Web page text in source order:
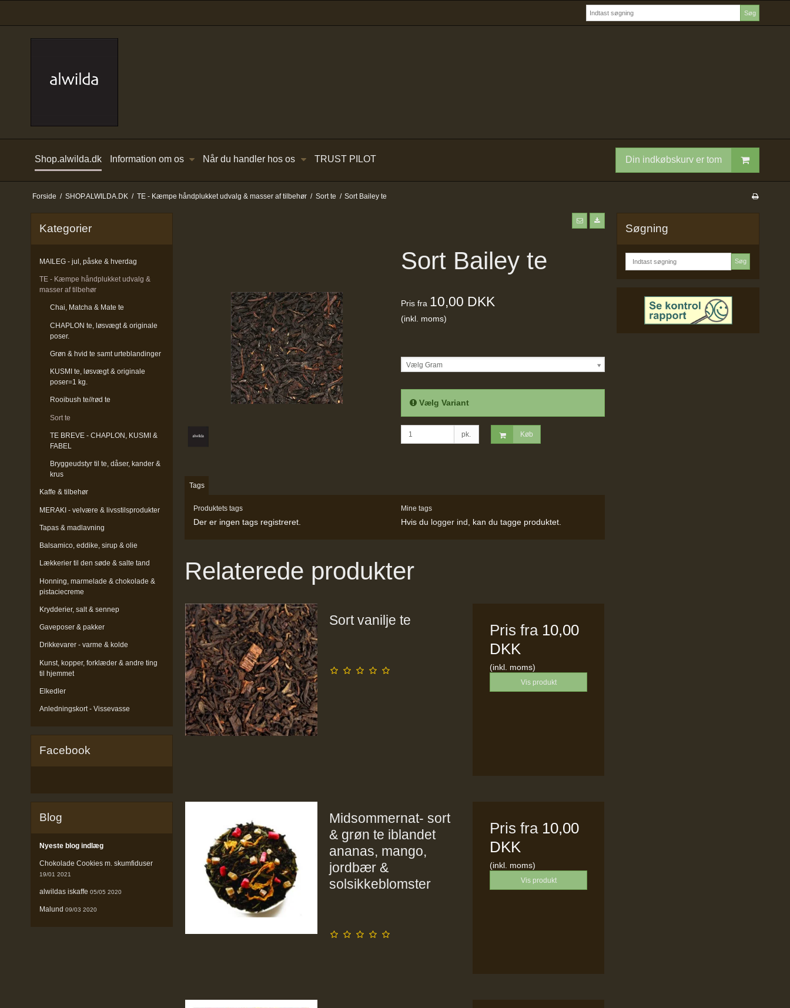
Søg
Shop.alwilda.dk Information om os Når du handler hos os TRUST PILOT Din indkøbskurv er tom
Forside / SHOP.ALWILDA.DK / TE - Kæmpe håndplukket udvalg & masser af tilbehør / Sort te / Sort Bailey te
Kategorier
MAILEG - jul, påske & hverdag
TE - Kæmpe håndplukket udvalg &
masser af tilbehør
Chai, Matcha & Mate te
CHAPLON te, løsvægt & originale
poser.
Grøn & hvid te samt urteblandinger
KUSMI te, løsvægt & originale
poser=1 kg.
Rooibush te//rød te
Sort te
TE BREVE - CHAPLON, KUSMI &
FABEL
Bryggeudstyr til te, dåser, kander &
krus
Kaffe & tilbehør
MERAKI - velvære & livsstilsprodukter
Tapas & madlavning
Balsamico, eddike, sirup & olie
Lækkerier til den søde & salte tand
Honning, marmelade & chokolade &
pistaciecreme
Krydderier, salt & sennep
Gaveposer & pakker
Drikkevarer - varme & kolde
Kunst, kopper, forklæder & andre ting
til hjemmet
Elkedler
Anledningskort - Vissevasse
Facebook
Blog
Nyeste blog indlæg
Chokolade Cookies m. skumfiduser
19/01 2021
alwildas iskaffe 05/05 2020
Malund 09/03 2020
Sort Bailey te
Pris fra 10,00 DKK
(inkl. moms)
Vælg Gram
Vælg Variant
pk. Køb
Tags
Produktets tags
Der er ingen tags registreret.
Mine tags
Hvis du logger ind , kan du tagge produktet.
Relaterede produkter
Sort vanilje te
Pris fra 10,00
DKK
(inkl. moms)
Vis produkt
Midsommernat- sort
& grøn te iblandet
ananas, mango,
jordbær &
solsikkeblomster
Pris fra 10,00
DKK
(inkl. moms)
Vis produkt
Søgning
Søg